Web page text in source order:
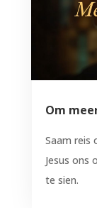
Om
Saam reis
Jesus ons
te sien.